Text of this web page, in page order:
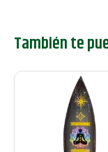
También te